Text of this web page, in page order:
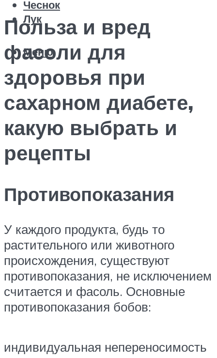
Чеснок
Лук
Меню
Польза и вред
фасоли для
здоровья при
сахарном диабете,
какую выбрать и
рецепты
Противопоказания
У каждого продукта, будь то
растительного или животного
происхождения, существуют
противопоказания, не исключением
считается и фасоль. Основные
противопоказания бобов:
индивидуальная непереносимость